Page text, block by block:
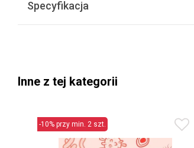
Specyfikacja
Inne z tej kategorii
-10% przy min. 2 szt.